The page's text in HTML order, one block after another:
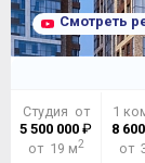
Смотреть
Студия от
5 500 000 ₽
от 19 м2
1
8
от